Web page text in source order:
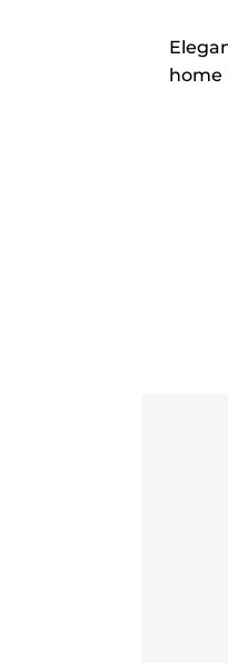
home